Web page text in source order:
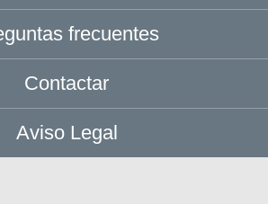
frecuentes
Contactar
Aviso Legal